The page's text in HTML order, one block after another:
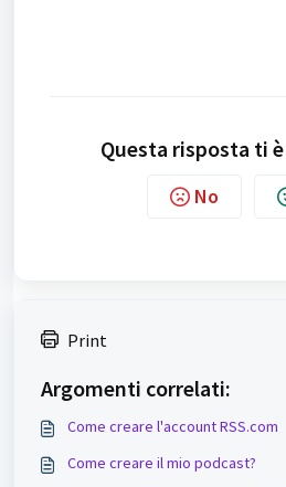
Questa risposta ti
No
Print
Argomenti correlati:
Come creare l'account RSS.com
Come creare il mio podcast?